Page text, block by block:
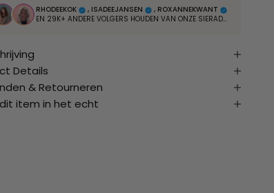
RHODEEKOK , ISADEEJANSEN
, ROXANNEKWANT
EN 29K+ ANDERE VOLGERS HOUDEN VAN ONZE SIERADEN
Details
& Retourneren
dit item in het echt